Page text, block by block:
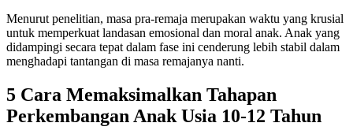
Menurut penelitian, masa pra-remaja merupakan waktu yang krusial
untuk memperkuat landasan emosional dan moral anak. Anak yang
didampingi secara tepat dalam fase ini cenderung lebih stabil dalam
menghadapi tantangan di masa remajanya nanti.
5 Cara Memaksimalkan Tahapan
Perkembangan Anak Usia 10-12 Tahun